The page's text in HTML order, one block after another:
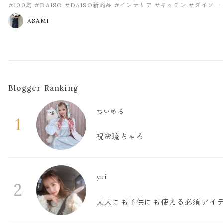
#100均 #DAISO #DAISO新商品 #インテリア #キッチン #ダイソー
ASAMI
Blogger Ranking
1
ちいめろ
祝🌸琉ちゃろ
2
yui
大人にも子供にも使える必須アイ